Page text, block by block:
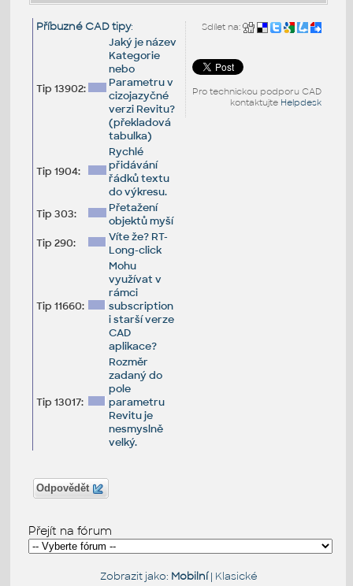
Sdílet na:
Pro technickou podporu CAD
kontaktujte Helpdesk
Příbuzné CAD tipy:
Tip 13902:
Jaký je název
Kategorie
nebo
Parametru v
cizojazyčné
verzi Revitu?
(překladová
tabulka)
Tip 1904:
Rychlé
přidávání
řádků textu
do výkresu.
Tip 303:
Přetažení
objektů myší
Tip 290:
Víte že? RT-
Long-click
Tip 11660:
Mohu
využívat v
rámci
subscription
i starší verze
CAD
aplikace?
Tip 13017:
Rozměr
zadaný do
pole
parametru
Revitu je
nesmyslně
velký.
Odpovědět
Přejít na fórum
Zobrazit jako: Mobilní| Klasické